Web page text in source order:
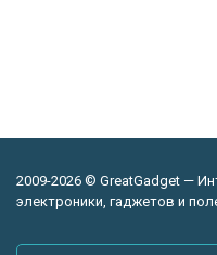
2009-2026 © GreatGadget —
электроники, гаджетов и